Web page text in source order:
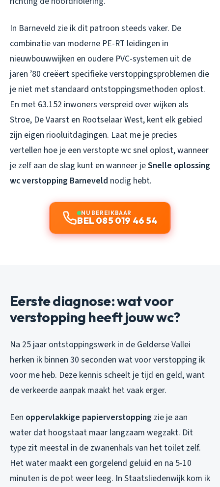
In Barneveld zie ik dit patroon steeds vaker. De
combinatie van moderne PE-RT leidingen in
nieuwbouwwijken en oudere PVC-systemen uit de
jaren ’80 creëert specifieke verstoppingsproblemen die
je niet met standaard ontstoppingsmethoden oplost.
En met 63.152 inwoners verspreid over wijken als
Stroe, De Vaarst en Rootselaar West, kent elk gebied
zijn eigen riooluitdagingen. Laat me je precies
vertellen hoe je een verstopte wc snel oplost, wanneer
je zelf aan de slag kunt en wanneer jeSnelle oplossing
wc verstopping Barneveld nodig hebt.
NU BEREIKBAAR
BEL 085 019 46 54
Eerste diagnose: wat voor
verstopping heeft jouw wc?
Na 25 jaar ontstoppingswerk in de Gelderse Vallei
herken ik binnen 30 seconden wat voor verstopping ik
voor me heb. Deze kennis scheelt je tijd en geld, want
de verkeerde aanpak maakt het vaak erger.
Een oppervlakkige papierverstopping zie je aan
water dat hoogstaat maar langzaam wegzakt. Dit
type zit meestal in de zwanenhals van het toilet zelf.
Het water maakt een gorgelend geluid en na 5-10
minuten is de pot weer leeg. In Staatsliedenwijk kom ik